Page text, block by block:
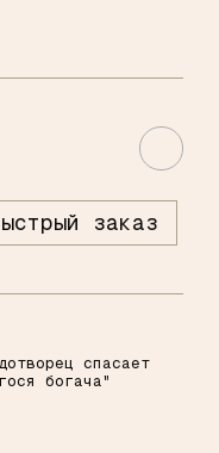
заказ
спасает
богача"